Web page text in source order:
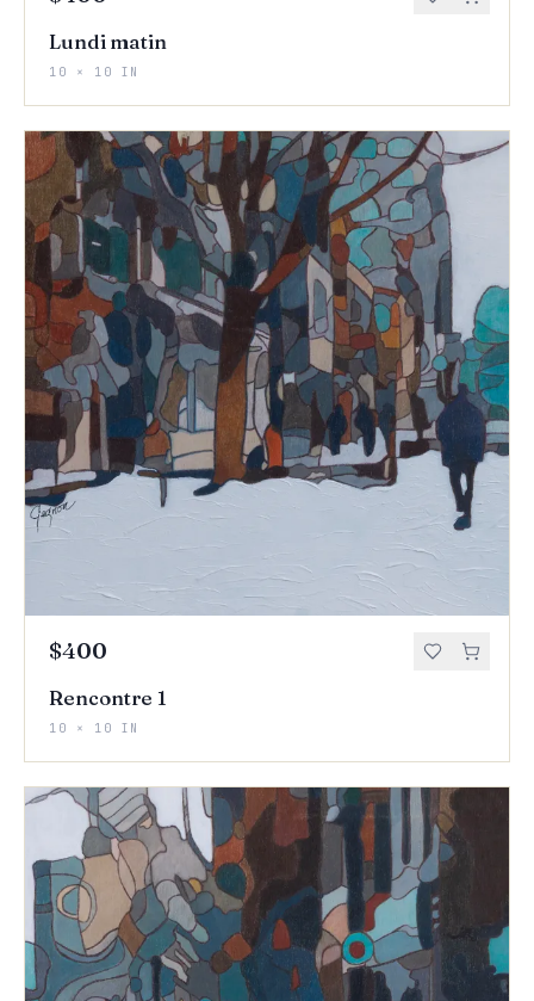
Lundi matin
10 × 10 IN
$400
Rencontre 1
10 × 10 IN